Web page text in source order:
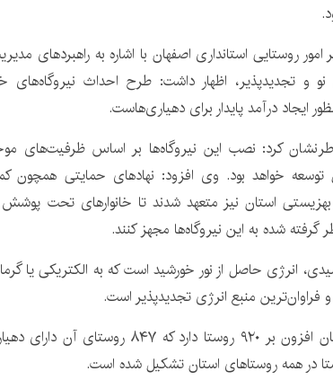
امور روستایی استانداری اصفهان با اشاره به راهبردهای
و تجدیدپذیر، اظهار داشت: طرح احداث نیروگاه‌های
ایجاد درآمد پایدار برای دهیاری‌هاست.
کرد: نصب این نیروگاه‌ها بر اساس ظرفیت‌های
توسعه خواهد بود. وی افزود: نهادهای حمایتی همچون
استان نیز متعهد شدند تا خانوارهای تحت
گرفته شده به این نیروگاه‌ها مجهز کنند.
انرژی حاصل از نور خورشید است که به الکتریکی یا
فراوان‌ترین منبع انرژی تجدیدپذیر است.
استان اصفهان افزون بر ۹۲۰ روستا دارد که
در همه روستاهای استان تشکیل شده است.